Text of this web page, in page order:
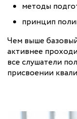
методы
принцип
Чем выше
активнее
все слушатели
присвоении